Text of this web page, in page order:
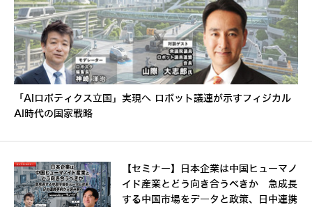
「AIロボティクス立国」実現へ ロボット議連が示すフィジカル
AI時代の国家戦略
【セミナー】日本企業は中国ヒューマノ
イド産業とどう向き合うべきか 急成長
する中国市場をデータと政策、日中連携